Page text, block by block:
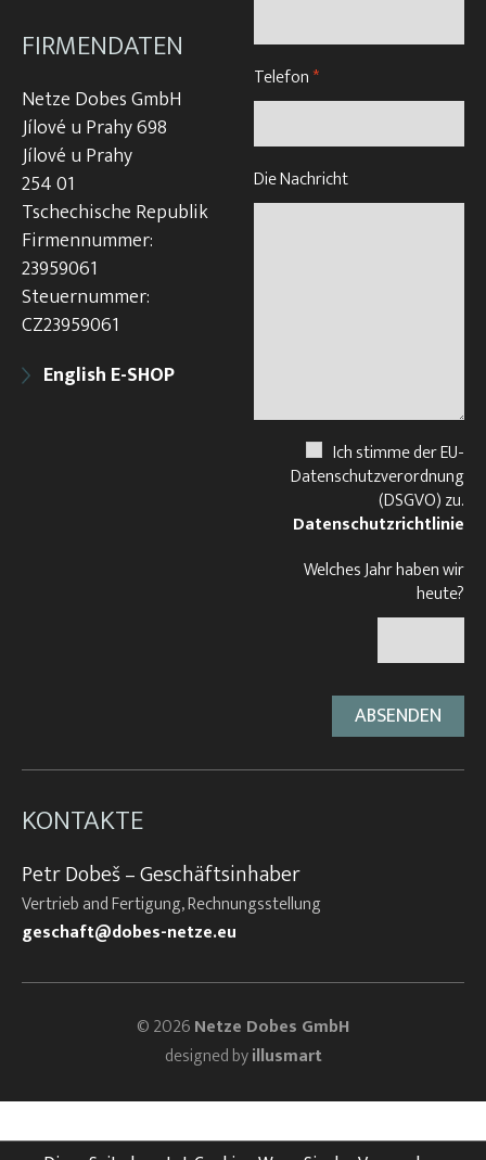
FIRMENDATEN
Netze Dobes GmbH
Jílové u Prahy 698
Jílové u Prahy
254 01
Tschechische Republik
Firmennummer:
23959061
Steuernummer:
CZ23959061
English E-SHOP
Telefon*
Die Nachricht
Ich stimme der EU-
Datenschutzverordnung
(DSGVO) zu.
Datenschutzrichtlinie
Welches Jahr haben wir
heute?
KONTAKTE
Petr Dobeš – Geschäftsinhaber
Vertrieb and Fertigung, Rechnungsstellung
geschaft@dobes-netze.eu
© 2026Netze Dobes GmbH
designed byillusmart